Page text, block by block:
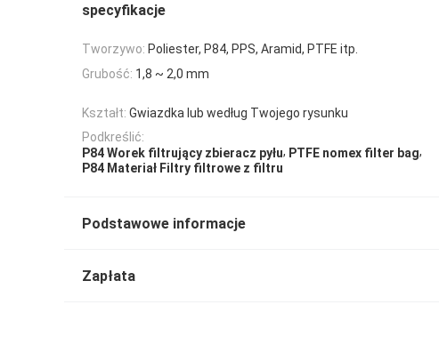
specyfikacje
Tworzywo: Poliester, P84, PPS, Aramid, PTFE itp.
Grubość: 1,8 ~ 2,0 mm
Kształt: Gwiazdka lub według Twojego rysunku
Podkreślić:
P84 Worek filtrujący zbieracz pyłu, PTFE nomex filter bag,
P84 Materiał Filtry filtrowe z filtru
Podstawowe informacje
Zapłata